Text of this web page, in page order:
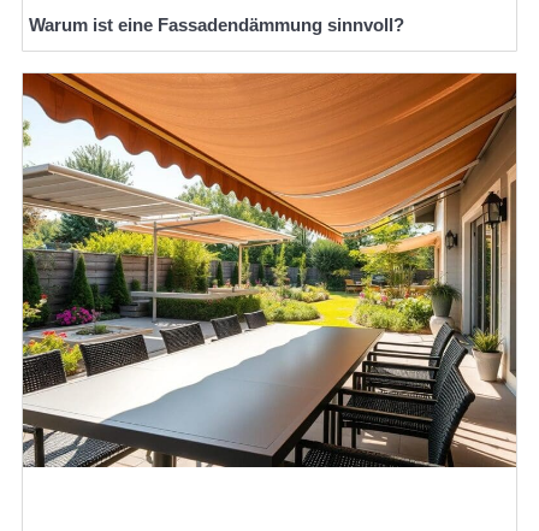
Warum ist eine Fassadendämmung sinnvoll?